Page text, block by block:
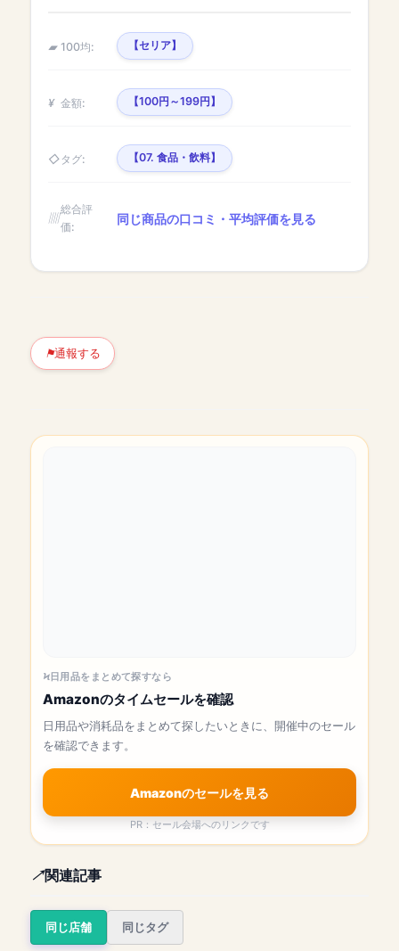
100均: 【セリア】
金額: 【100円～199円】
タグ: 【07. 食品・飲料】
総合評
価:
同じ商品の口コミ・平均評価を見る
通報する
日用品をまとめて探すなら
Amazonのタイムセールを確認
日用品や消耗品をまとめて探したいときに、開催中のセール
を確認できます。
Amazonのセールを見る
PR：セール会場へのリンクです
関連記事
同じ店舗 同じタグ